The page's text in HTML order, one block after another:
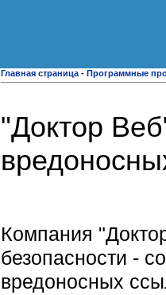
Главная страница - Программные
"Доктор
Компания
безопасности -
вредоносных